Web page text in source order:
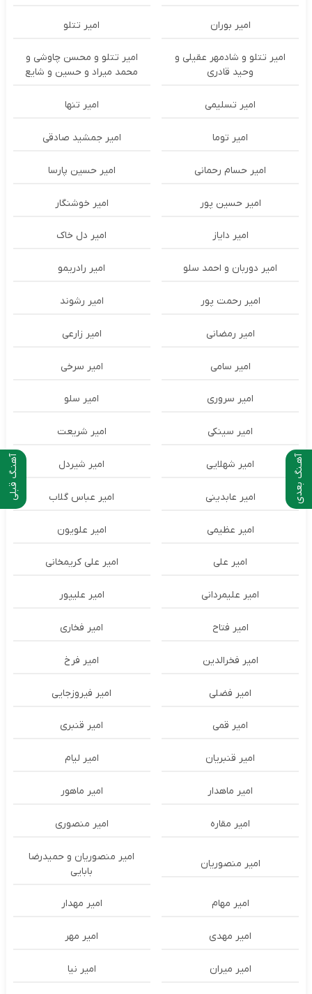
آهنـگ قبلی آهـنگ بعدی
امیر بوران امیر تتلو
امیر تتلو و شادمهر عقیلی و
وحید قادری
امیر تتلو و محسن چاوشی و
محمد میراد و حسین و شایع
امیر تسلیمی امیر تنها
امیر توما امیر جمشید صادقی
امیر حسام رحمانی امیر حسین پارسا
امیر حسین پور امیر خوشنگار
امیر دایاز امیر دل خاک
امیر دوربان و احمد سلو امیر رادریمو
امیر رحمت پور امیر رشوند
امیر رمضانی امیر زارعی
امیر سامی امیر سرخی
امیر سروری امیر سلو
امیر سینکی امیر شریعت
امیر شهلایی امیر شیردل
امیر عابدینی امیر عباس گلاب
امیر عظیمی امیر علویون
امیر علی امیر علی کریمخانی
امیر علیمردانی امیر علیپور
امیر فتاح امیر فخاری
امیر فخرالدین امیر فرخ
امیر فضلی امیر فیروزجایی
امیر قمی امیر قنبری
امیر قنبریان امیر لیام
امیر ماهدار امیر ماهور
امیر مقاره امیر منصوری
امیر منصوریان
امیر منصوریان و حمیدرضا
بابایی
امیر مهام امیر مهدار
امیر مهدی امیر مهر
امیر میران امیر نیا